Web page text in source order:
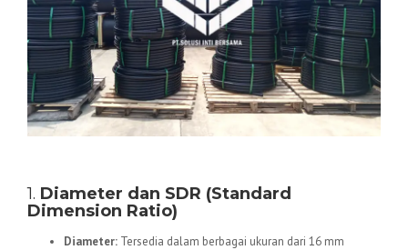
1. Diameter dan SDR (Standard
Dimension Ratio)
Diameter: Tersedia dalam berbagai ukuran dari 16 mm